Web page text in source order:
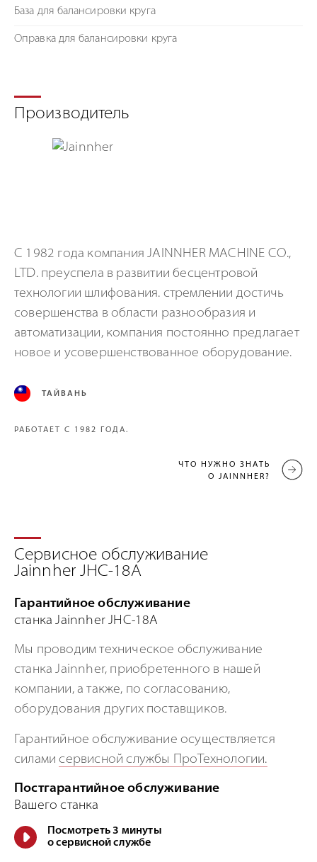
База для балансировки круга
Оправка для балансировки круга
Производитель
С 1982 года компания JAINNHER MACHINE CO.,
LTD. преуспела в развитии бесцентровой
технологии шлифования. стремлении достичь
совершенства в области разнообразия и
автоматизации, компания постоянно предлагает
новое и усовершенствованное оборудование.
ТАЙВАНЬ
РАБОТАЕТ С 1982 ГОДА.
ЧТО НУЖНО ЗНАТЬ
О JAINNHER?
Сервисное обслуживание
Jainnher JHC-18A
Гарантийное обслуживание
станка Jainnher JHC-18A
Мы проводим техническое обслуживание
станка Jainnher, приобретенного в нашей
компании, а также, по согласованию,
оборудования других поставщиков.
Гарантийное обслуживание осуществляется
силамисервисной службы ПроТехнологии.
Постгарантийное обслуживание
Вашего станка
Посмотреть 3 минуты
о сервисной службе